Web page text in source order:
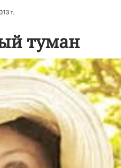
г.
туман